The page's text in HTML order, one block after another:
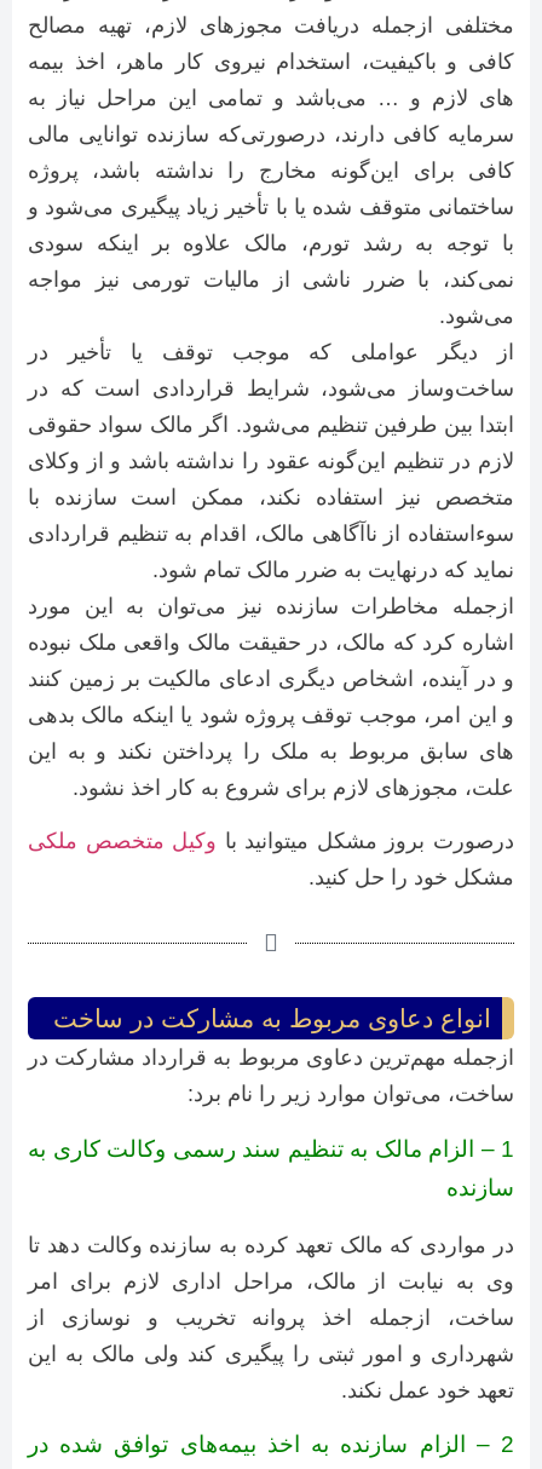
مختلفی ازجمله دریافت مجوزهای لازم، تهیه مصالح
کافی و باکیفیت، استخدام نیروی کار ماهر، اخذ بیمه
های لازم و … می‌باشد و تمامی این مراحل نیاز به
سرمایه کافی دارند، درصورتی‌که سازنده توانایی مالی
کافی برای این‌گونه مخارج را نداشته باشد، پروژه
ساختمانی متوقف شده یا با تأخیر زیاد پیگیری می‌شود و
با توجه به رشد تورم، مالک علاوه بر اینکه سودی
نمی‌کند، با ضرر ناشی از مالیات تورمی نیز مواجه
می‌شود.
از دیگر عواملی که موجب توقف یا تأخیر در
ساخت‌وساز می‌شود، شرایط قراردادی است که در
ابتدا بین طرفین تنظیم می‌شود. اگر مالک سواد حقوقی
لازم در تنظیم این‌گونه عقود را نداشته باشد و از وکلای
متخصص نیز استفاده نکند، ممکن است سازنده با
سوءاستفاده از ناآگاهی مالک، اقدام به تنظیم قراردادی
نماید که درنهایت به ضرر مالک تمام شود.
ازجمله مخاطرات سازنده نیز می‌توان به این مورد
اشاره کرد که مالک، در حقیقت مالک واقعی ملک نبوده
و در آینده، اشخاص دیگری ادعای مالکیت بر زمین کنند
و این امر، موجب توقف پروژه شود یا اینکه مالک بدهی
های سابق مربوط به ملک را پرداختن نکند و به این
علت، مجوزهای لازم برای شروع به کار اخذ نشود.
درصورت بروز مشکل میتوانید با وکیل متخصص ملکی
مشکل خود را حل کنید.
انواع دعاوی مربوط به مشارکت در ساخت
ازجمله مهم‌ترین دعاوی مربوط به قرارداد مشارکت در
ساخت، می‌توان موارد زیر را نام برد:
1 – الزام مالک به تنظیم سند رسمی وکالت کاری به
سازنده
در مواردی که مالک تعهد کرده به سازنده وکالت دهد تا
وی به نیابت از مالک، مراحل اداری لازم برای امر
ساخت، ازجمله اخذ پروانه تخریب و نوسازی از
شهرداری و امور ثبتی را پیگیری کند ولی مالک به این
تعهد خود عمل نکند.
2 – الزام سازنده به اخذ بیمه‌های توافق شده در